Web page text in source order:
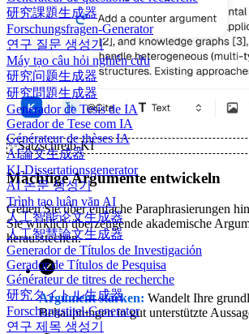
研究課題生成器
Forschungsfragen-Generator
연구 질문 생성기
Máy tạo câu hỏi nghiên cứu
研究问题生成器
研究問題生成器
Generador de Tesis de IA
Gerador de Tese com IA
Générateur de thèses IA
AI論文生成器
KI-Dissertationsgenerator
AI 논문 생성기
Trình tạo luận văn AI
人工智能论文生成器
人工智慧論文生成器
Generador de Títulos de Investigación
Gerador de Títulos de Pesquisa
Générateur de titres de recherche
研究タイトル生成器
Forschungstitel-Generator
연구 제목 생성기
✨Satzschreib-KI
Mächtige Argumente entwickeln
Gehen Sie über einfache Paraphrasierungen
Sie wirklich überzeugende akademische
herausstechen.
Argument stärken: Wandelt Ihre
Behauptungen in gut unterstützte